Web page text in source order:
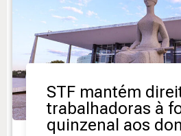
STF mantém
trabalhadoras à
quinzenal aos